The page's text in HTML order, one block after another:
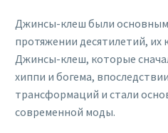
Джинсы-клеш были
протяжении десятилетий, их
Джинсы-клеш, которые
хиппи и богема,
трансформаций и стали
современной моды.